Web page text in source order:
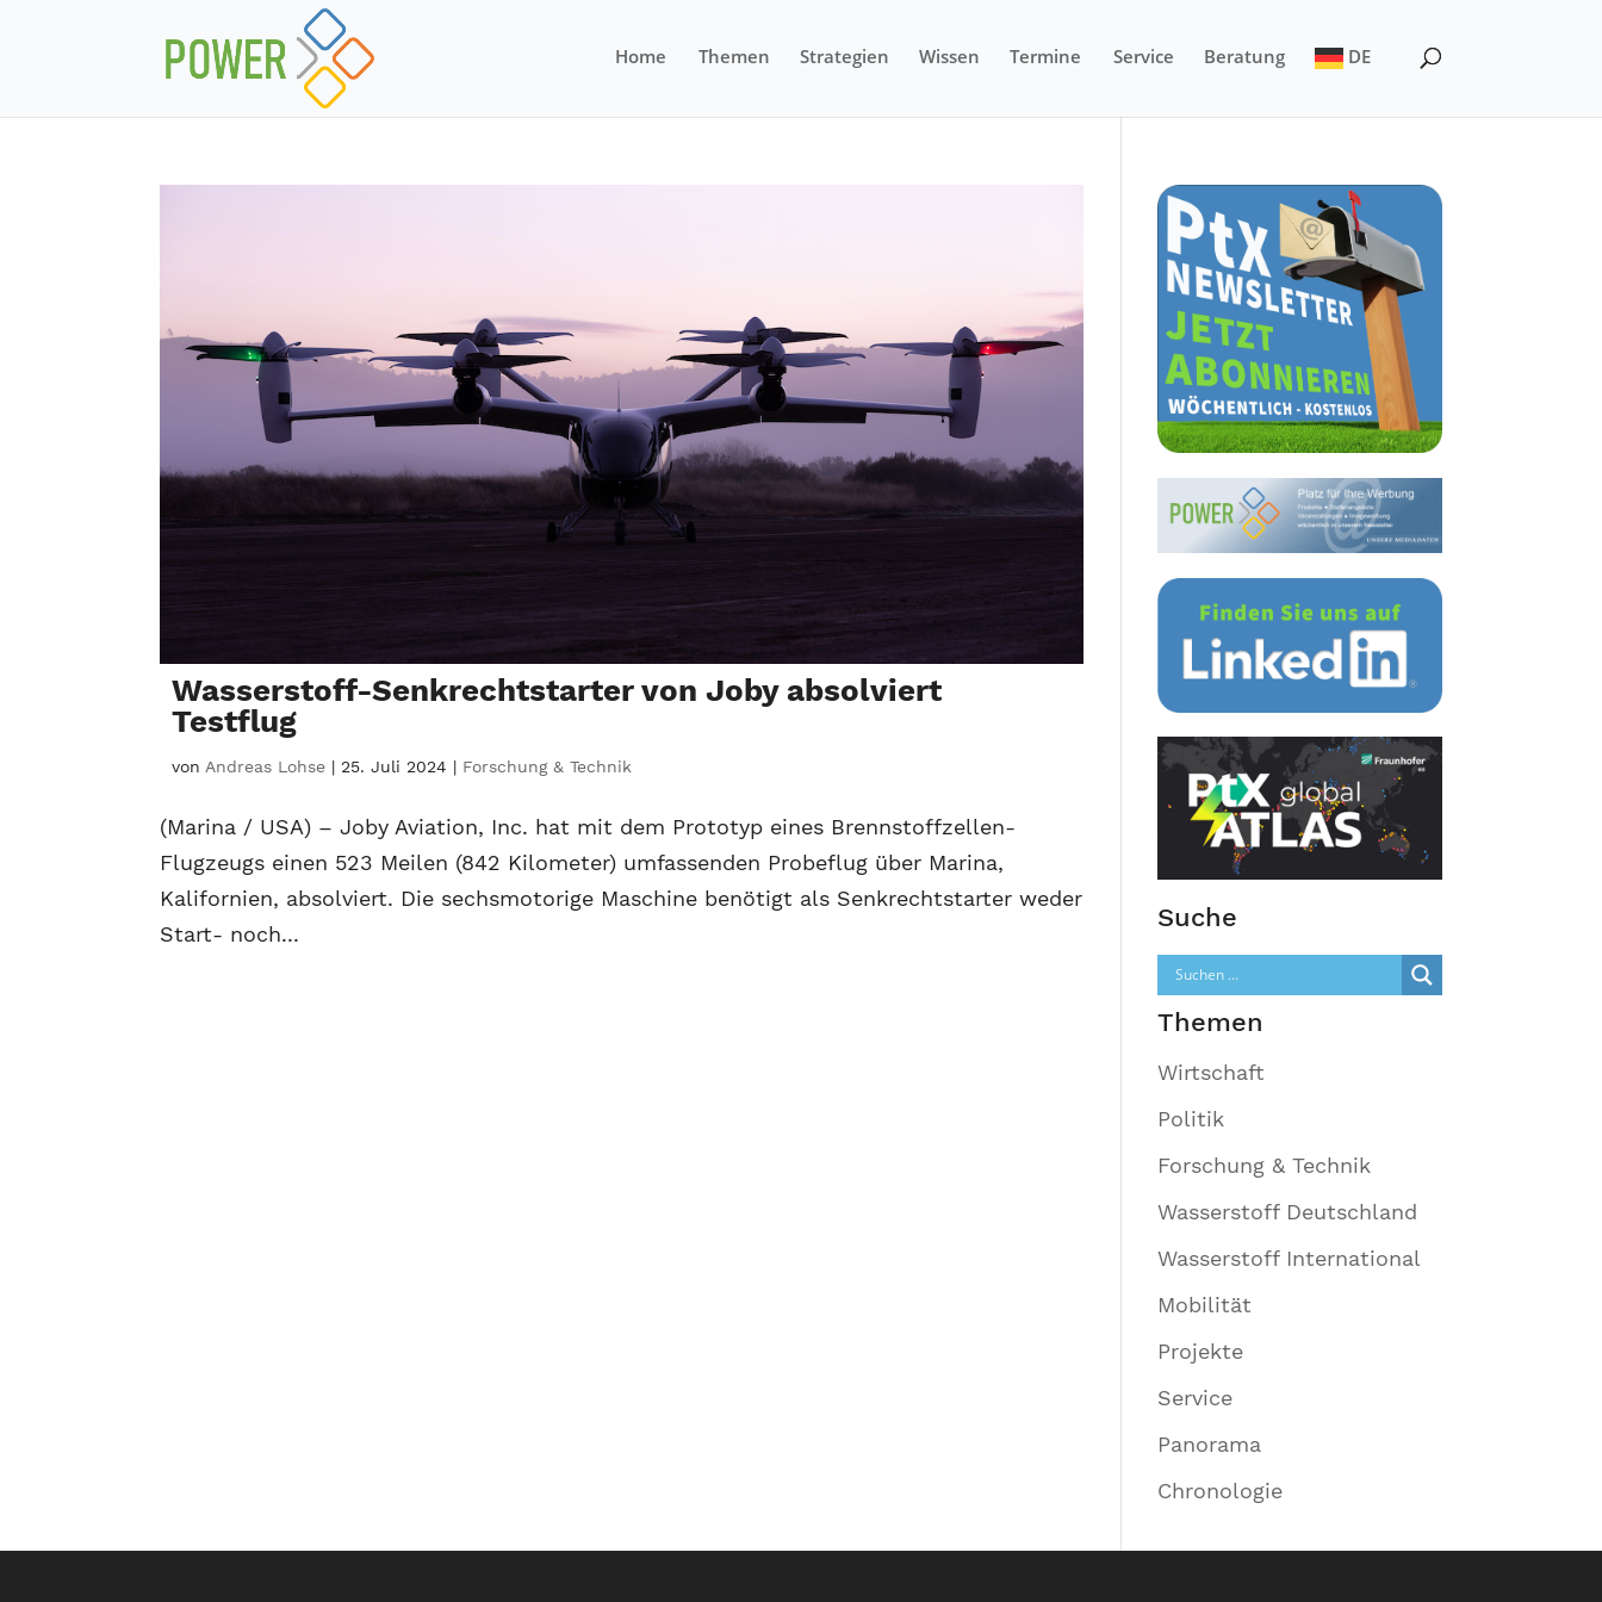
Home Themen Strategien Wissen Termine Service Beratung DE
Wasserstoff-Senkrechtstarter von Joby absolviert
Testflug
vonAndreas Lohse |25. Juli 2024 | Forschung & Technik
(Marina / USA) – Joby Aviation, Inc. hat mit dem Prototyp eines Brennstoffzellen-
Flugzeugs einen 523 Meilen (842 Kilometer) umfassenden Probeflug über Marina,
Kalifornien, absolviert. Die sechsmotorige Maschine benötigt als Senkrechtstarter weder
Start- noch...
Suche
Themen
Wirtschaft
Politik
Forschung & Technik
Wasserstoff Deutschland
Wasserstoff International
Mobilität
Projekte
Service
Panorama
Chronologie